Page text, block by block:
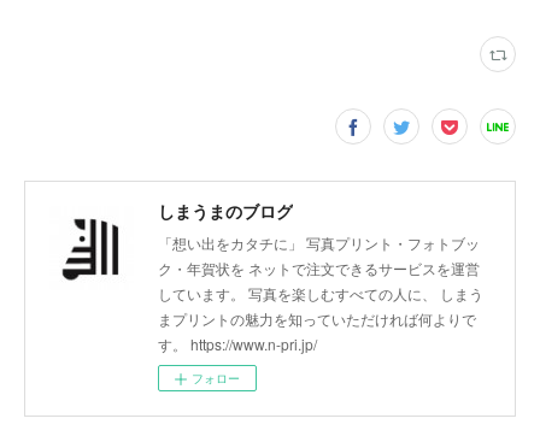
しまうまのブログ
「想い出をカタチに」 写真プリント・フォトブッ
ク・年賀状を ネットで注文できるサービスを運営
しています。 写真を楽しむすべての人に、 しまう
まプリントの魅力を知っていただければ何よりで
す。 https://www.n-pri.jp/
フォロー